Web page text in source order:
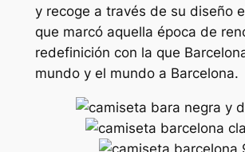
y recoge a través de su diseño
que marcó aquella época de
redefinición con la que
mundo y el mundo a Barcelona.